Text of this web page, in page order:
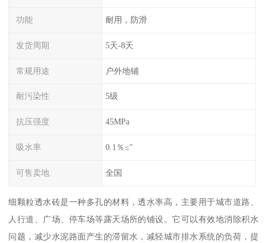
功能 耐用，防滑
发货周期 5天-8天
常规用途 户外地铺
耐污染性 5级
抗压强度 45MPa
吸水率 0.1％≤"
可售卖地 全国
细颗粒透水砖是一种多孔的材料，透水率高，主要用于城市道路、
人行道、广场、停车场等露天场所的铺设。它可以有效地消除积水
问题，减少水泥路面产生的滞留水，减轻城市排水系统的负荷，提